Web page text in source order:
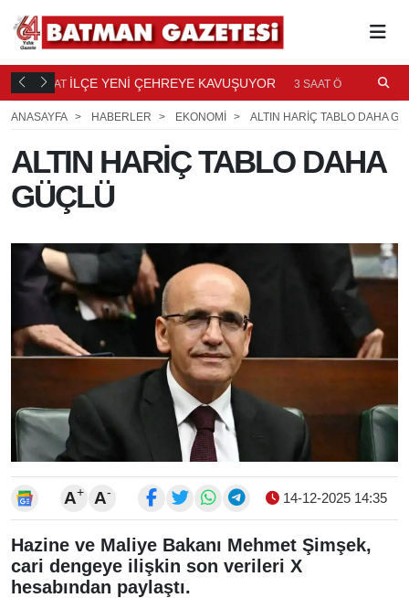
3 SAAT İLÇE YENİ ÇEHREYE KAVUŞUYOR 3 SAAT ÖNCE
ANASAYFA
HABERLER EKONOMİ ALTIN HARİÇ TABLO DAHA
ALTIN HARİÇ TABLO DAHA
GÜÇLÜ
A+ A- 14-12-2025 14:35
Hazine ve Maliye Bakanı Mehmet Şimşek,
cari dengeye ilişkin son verileri X
hesabından paylaştı.